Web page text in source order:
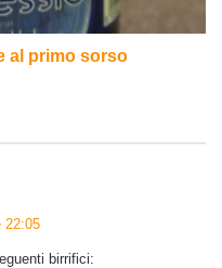
al primo sorso
22:05
birrifici: